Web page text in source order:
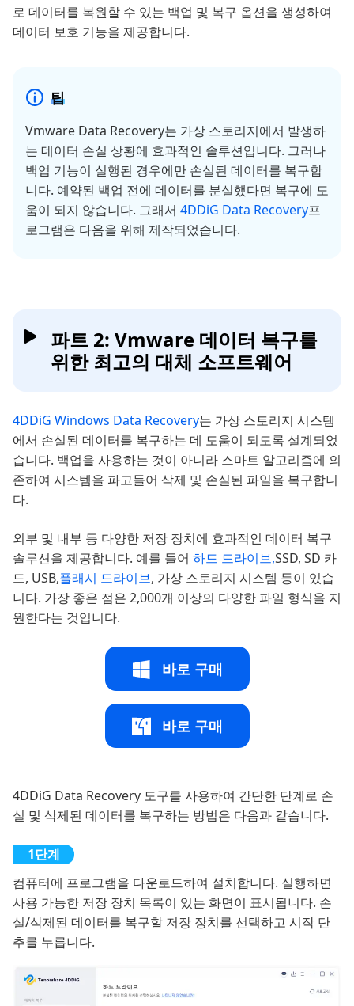
로 데이터를 복원할 수 있는 백업 및 복구 옵션을 생성하여
데이터 보호 기능을 제공합니다.
팁
Vmware Data Recovery는 가상 스토리지에서 발생하
는 데이터 손실 상황에 효과적인 솔루션입니다. 그러나
백업 기능이 실행된 경우에만 손실된 데이터를 복구합
니다. 예약된 백업 전에 데이터를 분실했다면 복구에 도
움이 되지 않습니다. 그래서 4DDiG Data Recovery프
로그램은 다음을 위해 제작되었습니다.
파트 2: Vmware 데이터 복구를
위한 최고의 대체 소프트웨어
4DDiG Windows Data Recovery는 가상 스토리지 시스템
에서 손실된 데이터를 복구하는 데 도움이 되도록 설계되었
습니다. 백업을 사용하는 것이 아니라 스마트 알고리즘에 의
존하여 시스템을 파고들어 삭제 및 손실된 파일을 복구합니
다.
외부 및 내부 등 다양한 저장 장치에 효과적인 데이터 복구
솔루션을 제공합니다. 예를 들어 하드 드라이브,SSD, SD 카
드, USB,플래시 드라이브, 가상 스토리지 시스템 등이 있습
니다. 가장 좋은 점은 2,000개 이상의 다양한 파일 형식을 지
원한다는 것입니다.
바로 구매
바로 구매
4DDiG Data Recovery 도구를 사용하여 간단한 단계로 손
실 및 삭제된 데이터를 복구하는 방법은 다음과 같습니다.
컴퓨터에 프로그램을 다운로드하여 설치합니다. 실행하면
사용 가능한 저장 장치 목록이 있는 화면이 표시됩니다. 손
실/삭제된 데이터를 복구할 저장 장치를 선택하고 시작 단
추를 누릅니다.